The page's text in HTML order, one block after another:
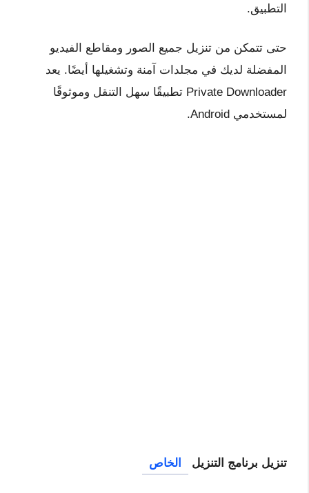
التطبيق.
حتى تتمكن من تنزيل جميع الصور ومقاطع الفيديو
المفضلة لديك في مجلدات آمنة وتشغيلها أيضًا. يعد
Private Downloader تطبيقًا سهل التنقل وموثوقًا
لمستخدمي Android.
تنزيل برنامج التنزيل الخاص